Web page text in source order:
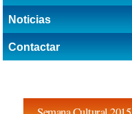
Noticias
Contactar